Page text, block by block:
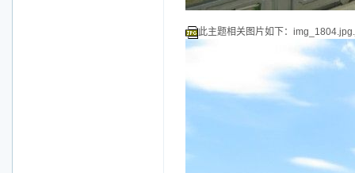
此主题相关图片如下：